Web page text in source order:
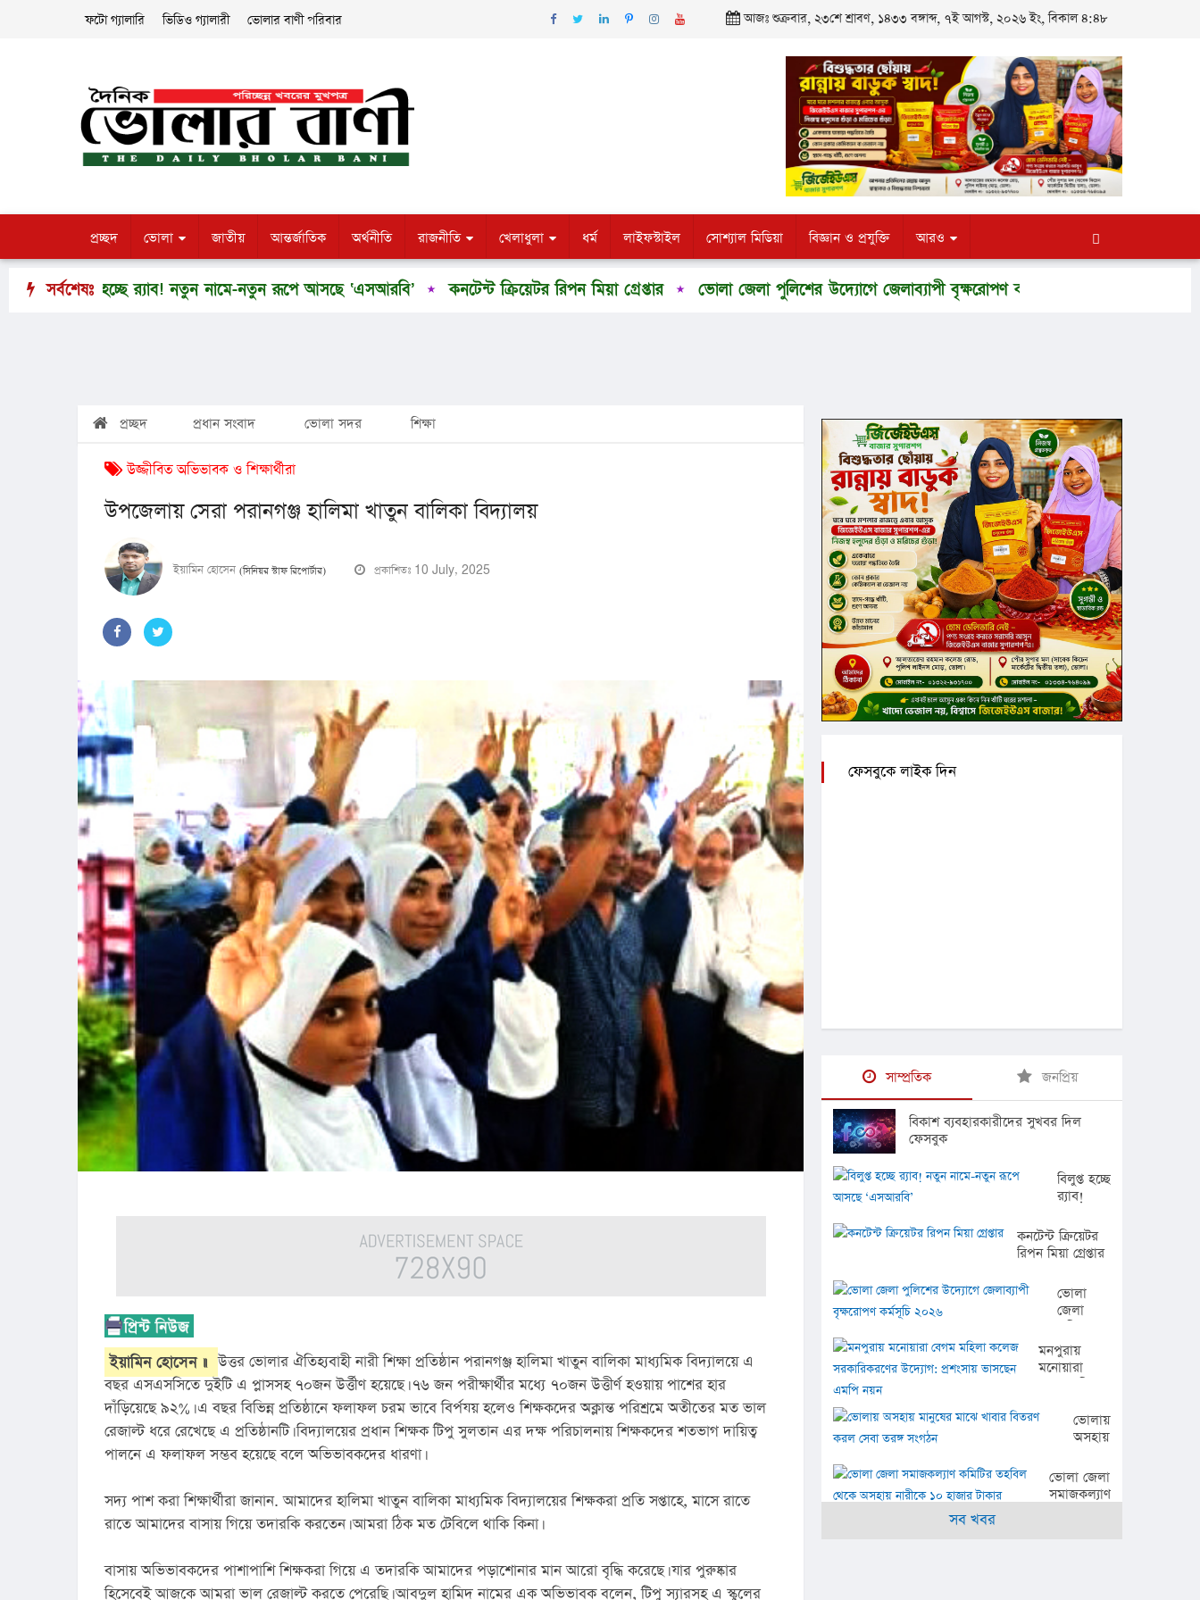
ফটো গ্যালারি ভিডিও গ্যালারী ভোলার বাণী পরিবার আজঃ শুক্রবার, ২৩শে শ্রাবণ, ১৪৩৩ বঙ্গাব্দ, ৭ই আগস্ট, ২০২৬ ইং, বিকাল ৪:৪৮
প্রচ্ছদ ভোলা জাতীয় আন্তর্জাতিক অর্থনীতি রাজনীতি খেলাধুলা ধর্ম লাইফস্টাইল সোশ্যাল মিডিয়া বিজ্ঞান ও প্রযুক্তি আরও
সর্বশেষঃ
বিলুপ্ত হচ্ছে র‍্যাব! নতুন নামে-নতুন রূপে আসছে ‘এসআরবি’ কনটেন্ট ক্রিয়েটর রিপন মিয়া গ্রেপ্তার ভোলা জেলা পুলিশের উদ্যোগে জেলাব্যাপী বৃক্ষরোপণ কর্মসূচি ২০২৬
প্রচ্ছদ প্রধান সংবাদ ভোলা সদর শিক্ষা
উজ্জীবিত অভিভাবক ও শিক্ষার্থীরা
উপজেলায় সেরা পরানগঞ্জ হালিমা খাতুন বালিকা বিদ্যালয়
ইয়ামিন হোসেন (সিনিয়র স্টাফ রিপোর্টার) প্রকাশিতঃ 10 July, 2025
ইয়ামিন হোসেন ॥ উত্তর ভোলার ঐতিহ্যবাহী নারী শিক্ষা প্রতিষ্ঠান পরানগঞ্জ হালিমা খাতুন বালিকা মাধ্যমিক বিদ্যালয়ে এ
বছর এসএসসিতে দুইটি এ প্লাসসহ ৭০জন উর্ত্তীণ হয়েছে। ৭৬ জন পরীক্ষার্থীর মধ্যে ৭০জন উত্তীর্ণ হওয়ায় পাশের হার
দাঁড়িয়েছে ৯২%। এ বছর বিভিন্ন প্রতিষ্ঠানে ফলাফল চরম ভাবে বির্পযয় হলেও শিক্ষকদের অক্লান্ত পরিশ্রমে অতীতের মত ভাল
রেজাল্ট ধরে রেখেছে এ প্রতিষ্ঠানটি। বিদ্যালয়ের প্রধান শিক্ষক টিপু সুলতান এর দক্ষ পরিচালনায় শিক্ষকদের শতভাগ দায়িত্ব
পালনে এ ফলাফল সম্ভব হয়েছে বলে অভিভাবকদের ধারণা।
সদ্য পাশ করা শিক্ষার্থীরা জানান. আমাদের হালিমা খাতুন বালিকা মাধ্যমিক বিদ্যালয়ের শিক্ষকরা প্রতি সপ্তাহে, মাসে রাতে
রাতে আমাদের বাসায় গিয়ে তদারকি করতেন। আমরা ঠিক মত টেবিলে থাকি কিনা।
বাসায় অভিভাবকদের পাশাপাশি শিক্ষকরা গিয়ে এ তদারকি আমাদের পড়াশোনার মান আরো বৃদ্ধি করেছে। যার পুরুষ্কার
হিসেবেই আজকে আমরা ভাল রেজাল্ট করতে পেরেছি। আবদুল হামিদ নামের এক অভিভাবক বলেন, টিপু স্যারসহ এ স্কুলের
ফেসবুকে লাইক দিন
সাম্প্রতিক জনপ্রিয়
বিকাশ ব্যবহারকারীদের সুখবর দিল
ফেসবুক
বিলুপ্ত হচ্ছে
র‍্যাব!
নামে-নতুন
রূপে
আসছে
কনটেন্ট ক্রিয়েটর
রিপন মিয়া গ্রেপ্তার
ভোলা
জেলা
পুলিশের
উদ্যোগে
জেলাব্যাপী
বৃক্ষরোপণ
২০২৬
মনপুরায়
মনোয়ারা
বেগম মহিলা
সরকারিকরণের
উদ্যোগ:
ভাসছেন এমপি
নয়ন
ভোলায়
অসহায়
মাঝে
খাবার
বিতরণ
ভোলা জেলা
সমাজকল্যাণ
সব খবর